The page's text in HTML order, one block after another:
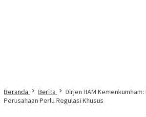
Beranda Berita
Dirjen HAM
Perusahaan Perlu Regulasi Khusus